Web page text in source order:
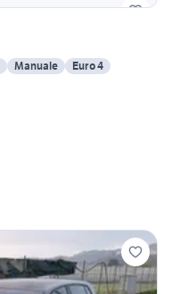
Manuale Euro 4